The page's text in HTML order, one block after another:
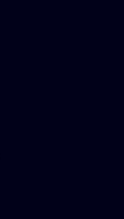
nadčasová